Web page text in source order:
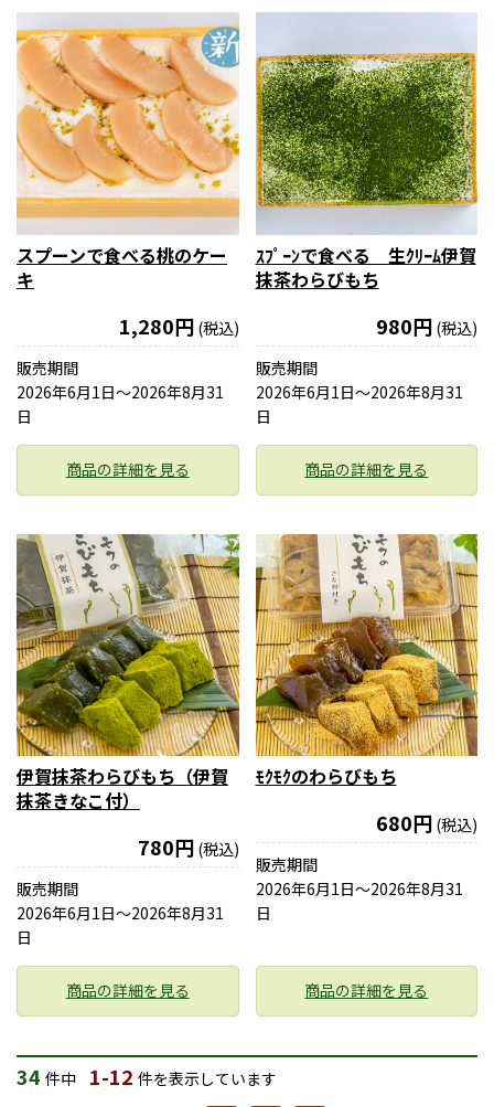
スプーンで食べる桃のケー
キ
1,280円 (税込)
販売期間
2026年6月1日〜2026年8月31
日
商品の詳細を見る
ｽﾌﾟｰﾝで食べる 生ｸﾘｰﾑ伊賀
抹茶わらびもち
980円 (税込)
販売期間
2026年6月1日〜2026年8月31
日
商品の詳細を見る
伊賀抹茶わらびもち（伊賀
抹茶きなこ付）
780円 (税込)
販売期間
2026年6月1日〜2026年8月31
日
商品の詳細を見る
ﾓｸﾓｸのわらびもち
680円 (税込)
販売期間
2026年6月1日〜2026年8月31
日
商品の詳細を見る
34 件中 1-12 件を表示しています